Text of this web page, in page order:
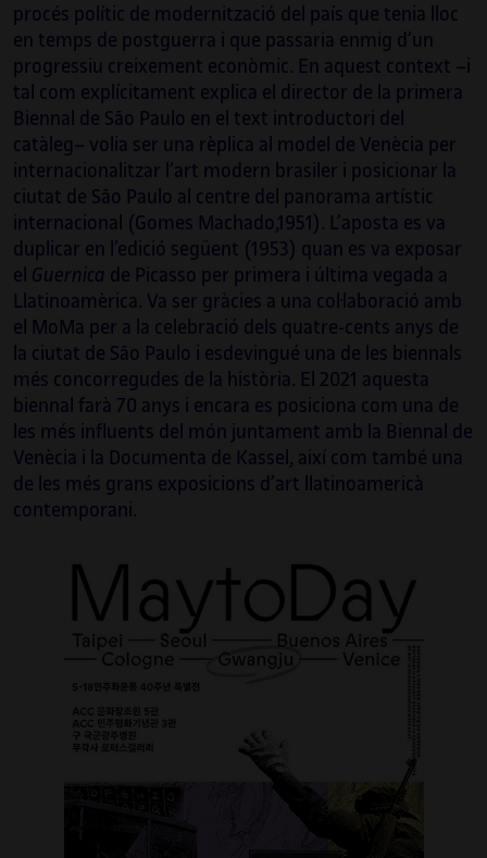
procés polític de modernització del país que tenia lloc
en temps de postguerra i que passaria enmig d’un
progressiu creixement econòmic. En aquest context –i
tal com explícitament explica el director de la primera
Biennal de São Paulo en el text introductori del
catàleg– volia ser una rèplica al model de Venècia per
internacionalitzar l’art modern brasiler i posicionar la
ciutat de São Paulo al centre del panorama artístic
internacional (Gomes Machado,1951). L’aposta es va
duplicar en l’edició següent (1953) quan es va exposar
el Guernica de Picasso per primera i última vegada a
Llatinoamèrica. Va ser gràcies a una col·laboració amb
el MoMa per a la celebració dels quatre-cents anys de
la ciutat de São Paulo i esdevingué una de les biennals
més concorregudes de la història. El 2021 aquesta
biennal farà 70 anys i encara es posiciona com una de
les més influents del món juntament amb la Biennal de
Venècia i la Documenta de Kassel, així com també una
de les més grans exposicions d’art llatinoamericà
contemporani.